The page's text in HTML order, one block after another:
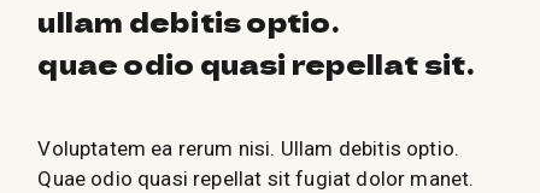
ullam debitis optio.
quae odio quasi repellat sit.
Voluptatem ea rerum nisi. Ullam debitis optio.
Quae odio quasi repellat sit fugiat dolor manet.